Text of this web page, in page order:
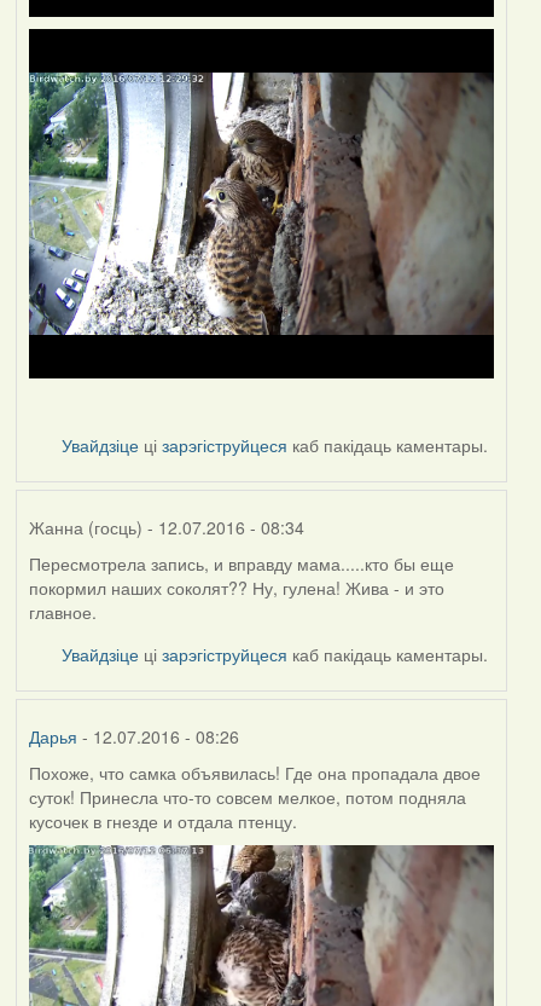
Увайдзіце цізарэгіструйцеся каб пакідаць каментары.
Жанна (госць) - 12.07.2016 - 08:34
Пересмотрела запись, и вправду мама.....кто бы еще
покормил наших соколят?? Ну, гулена! Жива - и это
главное.
Увайдзіце цізарэгіструйцеся каб пакідаць каментары.
Дарья - 12.07.2016 - 08:26
Похоже, что самка объявилась! Где она пропадала двое
суток! Принесла что-то совсем мелкое, потом подняла
кусочек в гнезде и отдала птенцу.